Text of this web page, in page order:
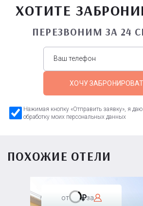
ХОТИТЕ
ПЕРЕЗВОНИМ ЗА 24
ХОЧУ
Нажимая кнопку «Отправить заявку», я даю
обработку моих персональных данных
ПОХОЖИЕ ОТЕЛИ
от за